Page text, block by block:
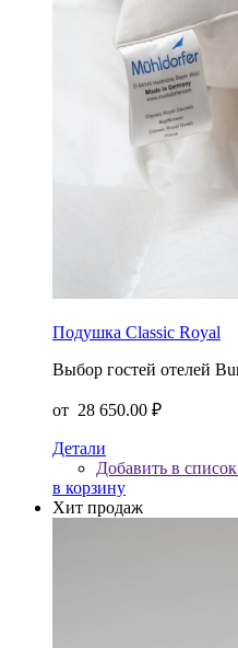
Подушка Classic Royal
Выбор гостей отелей
от 28 650.00 ₽
Детали
Добавить в
в корзину
Хит продаж